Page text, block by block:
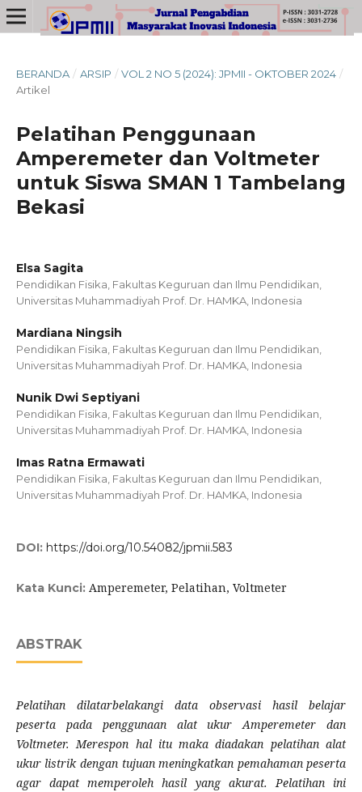
BERANDA / ARSIP / VOL 2 NO 5 (2024): JPMII - OKTOBER 2024 /
Artikel
Pelatihan Penggunaan
Amperemeter dan Voltmeter
untuk Siswa SMAN 1 Tambelang
Bekasi
Elsa Sagita
Pendidikan Fisika, Fakultas Keguruan dan Ilmu Pendidikan,
Universitas Muhammadiyah Prof. Dr. HAMKA, Indonesia
Mardiana Ningsih
Pendidikan Fisika, Fakultas Keguruan dan Ilmu Pendidikan,
Universitas Muhammadiyah Prof. Dr. HAMKA, Indonesia
Nunik Dwi Septiyani
Pendidikan Fisika, Fakultas Keguruan dan Ilmu Pendidikan,
Universitas Muhammadiyah Prof. Dr. HAMKA, Indonesia
Imas Ratna Ermawati
Pendidikan Fisika, Fakultas Keguruan dan Ilmu Pendidikan,
Universitas Muhammadiyah Prof. Dr. HAMKA, Indonesia
DOI: https://doi.org/10.54082/jpmii.583
Kata Kunci: Amperemeter, Pelatihan, Voltmeter
ABSTRAK
Pelatihan dilatarbelakangi data observasi hasil belajar
peserta pada penggunaan alat ukur Amperemeter dan
Voltmeter. Merespon hal itu maka diadakan pelatihan alat
ukur listrik dengan tujuanmeningkatkan pemahaman peserta
agar dapat memperoleh hasil yang akurat. Pelatihan ini